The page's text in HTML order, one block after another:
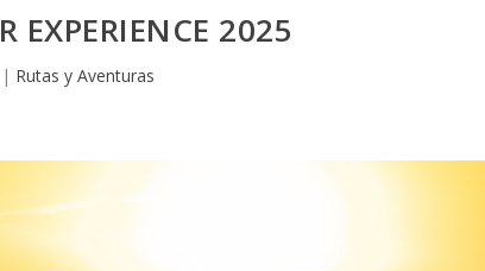
EXPERIENCE 2025
| Rutas y Aventuras